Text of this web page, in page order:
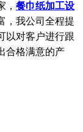
， 餐巾纸加工设
，我公司全程提
以对客户进行跟
合格满意的产